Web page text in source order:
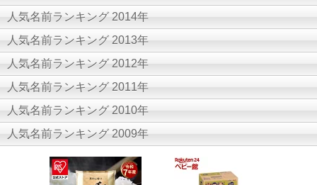
人気名前ランキング 2014年
人気名前ランキング 2013年
人気名前ランキング 2012年
人気名前ランキング 2011年
人気名前ランキング 2010年
人気名前ランキング 2009年